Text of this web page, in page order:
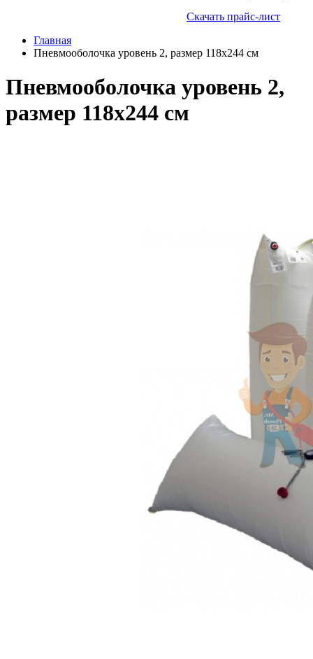
Скачать прайс-лист
Главная
Пневмооболочка уровень 2, размер 118x244 см
Пневмооболочка уровень 2,
размер 118x244 см